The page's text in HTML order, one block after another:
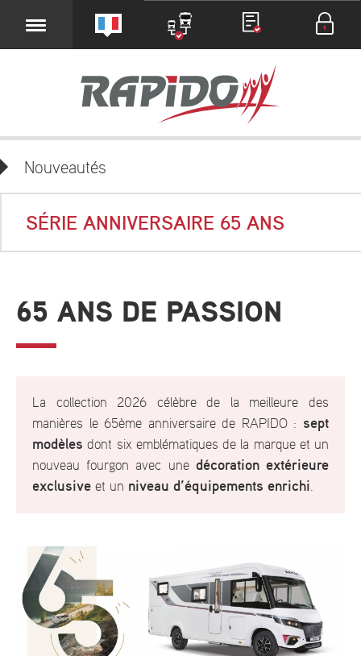
Nouveautés
SÉRIE ANNIVERSAIRE 65 ANS
65 ANS DE PASSION
La collection 2026 célèbre de la meilleure des
manières le 65ème anniversaire de RAPIDO : sept
modèles dont six emblématiques de la marque et un
nouveau fourgon avec une décoration extérieure
exclusive et un niveau d’équipements enrichi